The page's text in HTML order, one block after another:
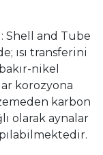
Shell and Tube
ısı transferini
nikel
korozyona
karbon
olarak aynalar